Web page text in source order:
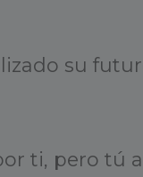
su
ti, pero tú